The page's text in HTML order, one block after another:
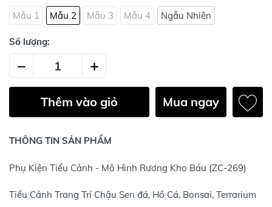
Mẫu 1
Mẫu 2 Mẫu 3 Mẫu 4 Ngẫu Nhiên
Số lượng:
– +
Thêm vào giỏ Mua ngay
THÔNG TIN SẢN PHẨM
Phụ Kiện Tiểu Cảnh - Mô Hình Rương Kho Báu (ZC-269)
Tiểu Cảnh Trang Trí Chậu Sen đá, Hồ Cá, Bonsai, Terrarium